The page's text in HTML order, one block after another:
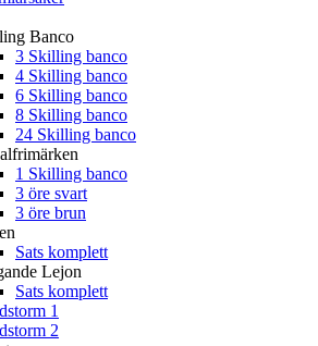
Banco
3 Skilling banco
4 Skilling banco
6 Skilling banco
8 Skilling banco
24 Skilling banco
1 Skilling banco
3 öre svart
3 öre brun
Sats komplett
Lejon
Sats komplett
1
2